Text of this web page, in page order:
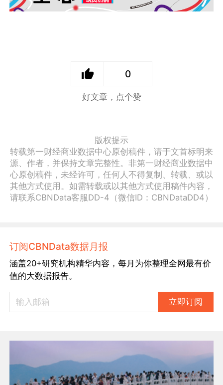
0
好文章，点个赞
版权提示
转载第一财经商业数据中心原创稿件，请于文首标明来
源、作者，并保持文章完整性。非第一财经商业数据中
心原创稿件，未经许可，任何人不得复制、转载、或以
其他方式使用。如需转载或以其他方式使用稿件内容，
请联系CBNData客服DD-4（微信ID：CBNDataDD4）
订阅CBNData数据月报
涵盖20+研究机构精华内容，每月为你整理全网最有价
值的大数据报告。
立即订阅